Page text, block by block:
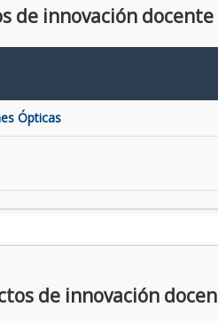
de innovación docente
Ópticas
de innovación